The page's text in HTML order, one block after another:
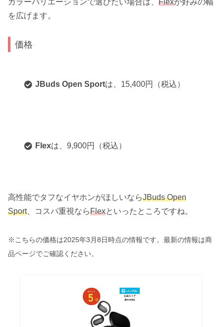
を広げます。
価格
JBuds Open Sportは、15,400円（税込）
Flexは、9,900円（税込）
高性能でタフなイヤホンがほしいならJBuds Open
Sport、コスパ重視ならFlexといったところですね。
※こちらの価格は2025年3月8日時点の情報です。最新の情報は商
品ページでご確認ください。